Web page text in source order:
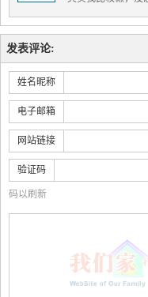
发表评论:
姓名昵称
电子邮箱
网站链接
验证码
码以刷新